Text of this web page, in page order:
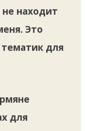
находит
Это
для
для